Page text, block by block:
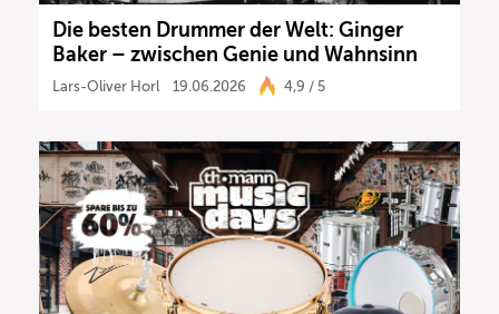
Die besten Drummer der Welt: Ginger
Baker – zwischen Genie und Wahnsinn
Lars-Oliver Horl 19.06.2026 4,9 / 5